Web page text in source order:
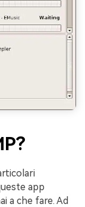
app
a che fare. Ad